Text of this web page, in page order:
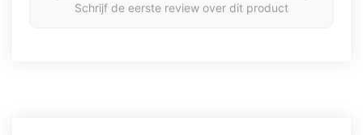
Schrijf de eerste review over dit product